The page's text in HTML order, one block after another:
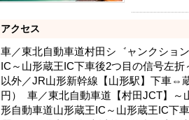
アクセス
車／東北自動車道村田シ゛ャンクショ
IC～山形蔵王IC下車後2つ目の信号左
以外／JR山形新幹線【山形駅】下車⇔
円） 車／東北自動車道【村田JCT】～
形自動車道山形蔵王IC～山形蔵王IC下